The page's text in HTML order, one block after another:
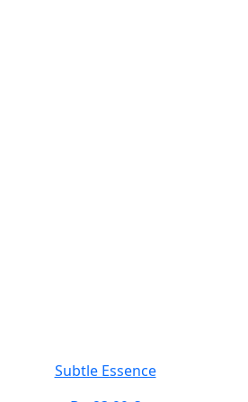
Subtle Essence